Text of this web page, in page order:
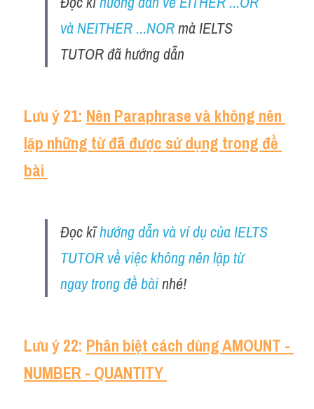
và NEITHER ...NOR mà IELTS
TUTOR đã hướng dẫn
Lưu ý 21: Nên Paraphrase và không nên
lặp những từ đã được sử dụng trong đề
bài
Đọc kĩ hướng dẫn và ví dụ của IELTS
TUTOR về việc không nên lặp từ
ngay trong đề bài nhé!
Lưu ý 22: Phân biệt cách dùng AMOUNT -
NUMBER - QUANTITY